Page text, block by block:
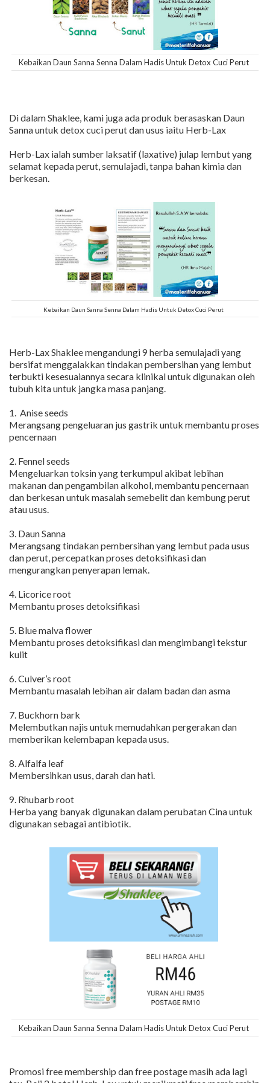
Kebaikan Daun Sanna Senna Dalam Hadis Untuk Detox Cuci Perut
Di dalam Shaklee, kami juga ada produk berasaskan Daun
Sanna untuk detox cuci perut dan usus iaitu Herb-Lax
Herb-Lax ialah sumber laksatif (laxative) julap lembut yang
selamat kepada perut, semulajadi, tanpa bahan kimia dan
berkesan.
Kebaikan Daun Sanna Senna Dalam Hadis Untuk Detox Cuci Perut
Herb-Lax Shaklee mengandungi 9 herba semulajadi yang
bersifat menggalakkan tindakan pembersihan yang lembut
terbukti kesesuaiannya secara klinikal untuk digunakan oleh
tubuh kita untuk jangka masa panjang.
1. Anise seeds
Merangsang pengeluaran jus gastrik untuk membantu proses
pencernaan
2. Fennel seeds
Mengeluarkan toksin yang terkumpul akibat lebihan
makanan dan pengambilan alkohol, membantu pencernaan
dan berkesan untuk masalah semebelit dan kembung perut
atau usus.
3. Daun Sanna
Merangsang tindakan pembersihan yang lembut pada usus
dan perut, percepatkan proses detoksifikasi dan
mengurangkan penyerapan lemak.
4. Licorice root
Membantu proses detoksifikasi
5. Blue malva flower
Membantu proses detoksifikasi dan mengimbangi tekstur
kulit
6. Culver’s root
Membantu masalah lebihan air dalam badan dan asma
7. Buckhorn bark
Melembutkan najis untuk memudahkan pergerakan dan
memberikan kelembapan kepada usus.
8. Alfalfa leaf
Membersihkan usus, darah dan hati.
9. Rhubarb root
Herba yang banyak digunakan dalam perubatan Cina untuk
digunakan sebagai antibiotik.
Kebaikan Daun Sanna Senna Dalam Hadis Untuk Detox Cuci Perut
Promosi free membership dan free postage masih ada lagi